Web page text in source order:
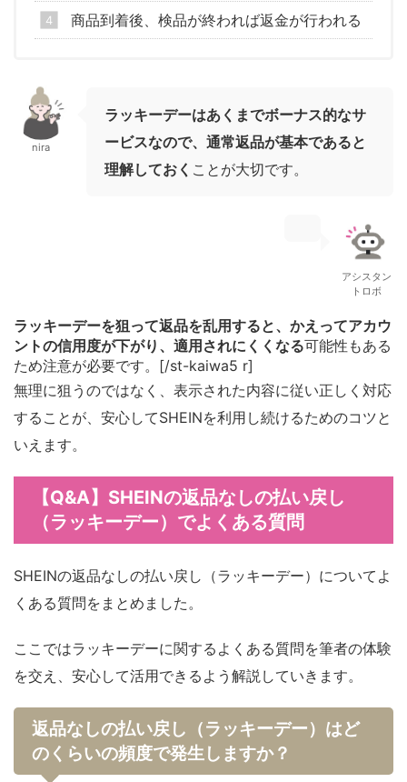
商品到着後、検品が終われば返金が行われる
nira
ラッキーデーはあくまでボーナス的なサ
ービスなので、通常返品が基本であると
理解しておく ことが大切です。
アシスタン
トロボ
ラッキーデーを狙って返品を乱用すると、かえってアカウ
ントの信用度が下がり、適用されにくくなる可能性もある
ため注意が必要です。[/st-kaiwa5 r]
無理に狙うのではなく、表示された内容に従い正しく対応
することが、安心してSHEINを利用し続けるためのコツと
いえます。
【Q&A】SHEINの返品なしの払い戻し
（ラッキーデー）でよくある質問
SHEINの返品なしの払い戻し（ラッキーデー）についてよ
くある質問をまとめました。
ここではラッキーデーに関するよくある質問を筆者の体験
を交え、安心して活用できるよう解説していきます。
返品なしの払い戻し（ラッキーデー）はど
のくらいの頻度で発生しますか？